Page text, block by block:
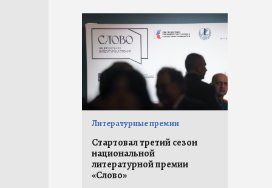
Литературные премии
Стартовал третий сезон
национальной
литературной премии
«Слово»